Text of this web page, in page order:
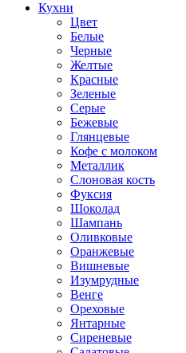
Кухни
Цвет
Белые
Черные
Желтые
Красные
Зеленые
Серые
Бежевые
Глянцевые
Кофе с молоком
Металлик
Слоновая кость
Фуксия
Шоколад
Шампань
Оливковые
Оранжевые
Вишневые
Изумрудные
Венге
Ореховые
Янтарные
Сиреневые